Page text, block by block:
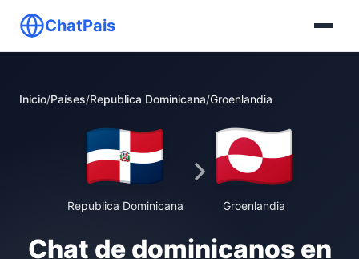
ChatPais
Inicio/Países/Republica Dominicana/Groenlandia
Republica Dominicana Groenlandia
Chat de dominicanos en